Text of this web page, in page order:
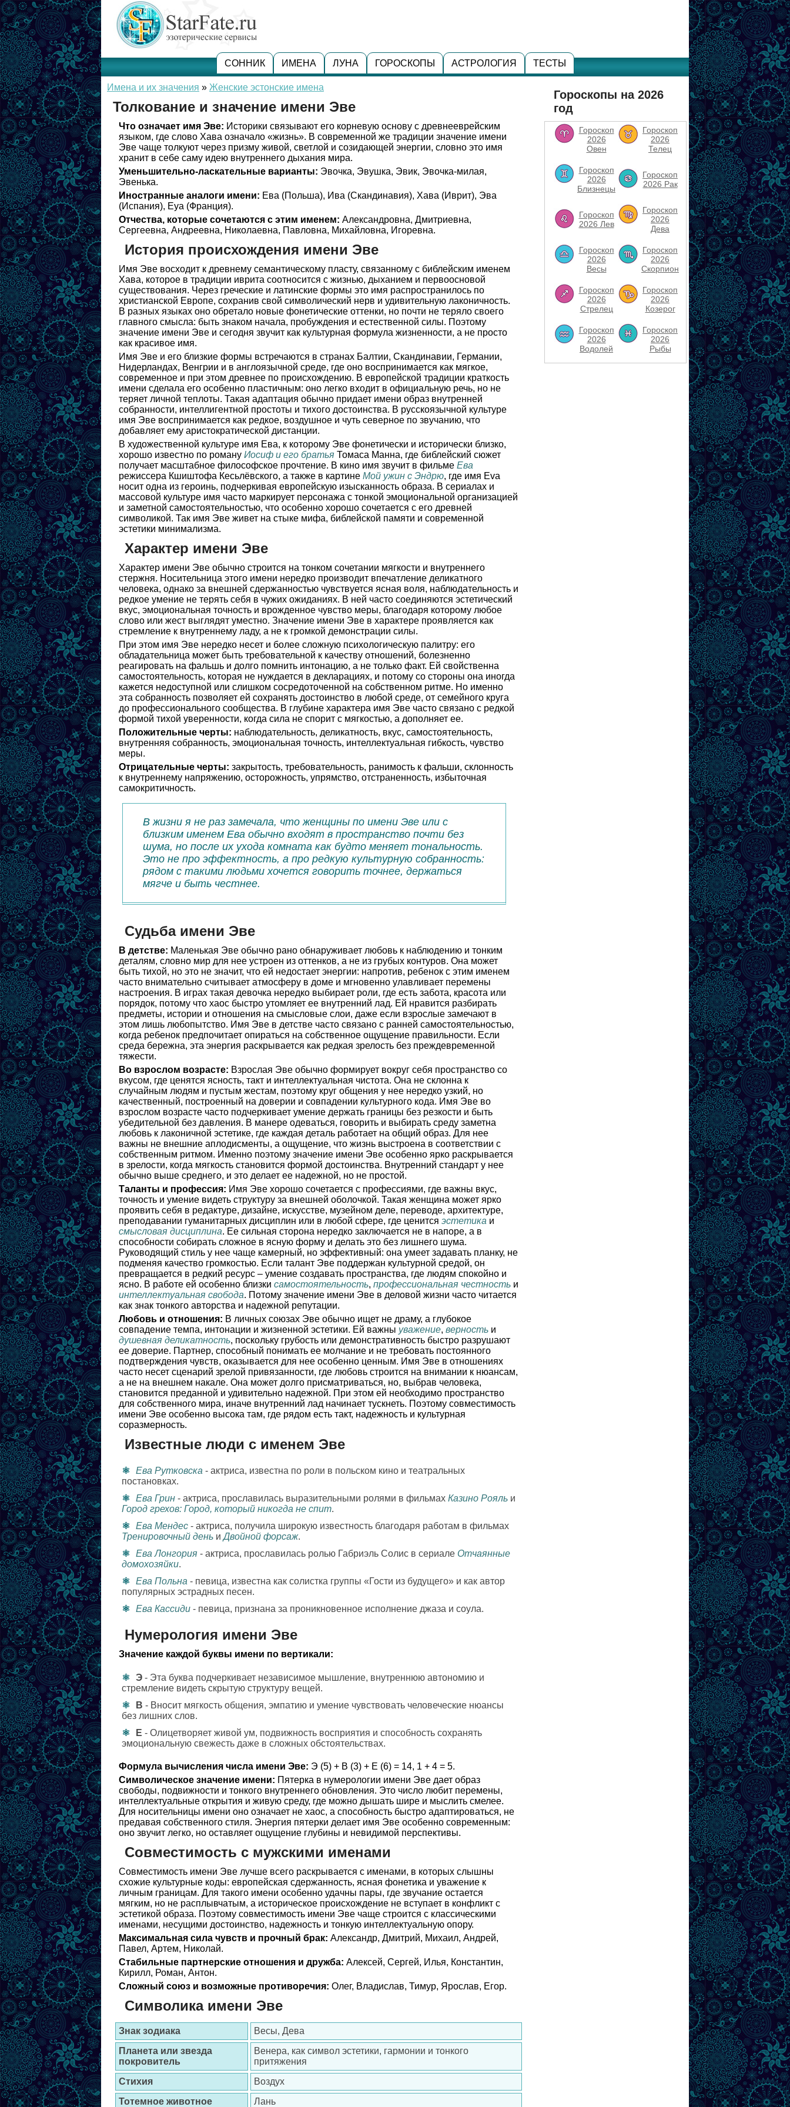
СОННИК ИМЕНА ЛУНА ГОРОСКОПЫ АСТРОЛОГИЯ ТЕСТЫ
Имена и их значения » Женские эстонские имена
Толкование и значение имени Эве
Что означает имя Эве: Историки связывают его корневую основу с древнееврейским
языком, где слово Хава означало «жизнь». В современной же традиции значение имени
Эве чаще толкуют через призму живой, светлой и созидающей энергии, словно это имя
хранит в себе саму идею внутреннего дыхания мира.
Уменьшительно-ласкательные варианты: Эвочка, Эвушка, Эвик, Эвочка-милая,
Эвенька.
Иностранные аналоги имени: Ева (Польша), Ива (Скандинавия), Хава (Иврит), Эва
(Испания), Еуа (Франция).
Отчества, которые сочетаются с этим именем: Александровна, Дмитриевна,
Сергеевна, Андреевна, Николаевна, Павловна, Михайловна, Игоревна.
История происхождения имени Эве
Имя Эве восходит к древнему семантическому пласту, связанному с библейским именем
Хава, которое в традиции иврита соотносится с жизнью, дыханием и первоосновой
существования. Через греческие и латинские формы это имя распространилось по
христианской Европе, сохранив свой символический нерв и удивительную лаконичность.
В разных языках оно обретало новые фонетические оттенки, но почти не теряло своего
главного смысла: быть знаком начала, пробуждения и естественной силы. Поэтому
значение имени Эве и сегодня звучит как культурная формула жизненности, а не просто
как красивое имя.
Имя Эве и его близкие формы встречаются в странах Балтии, Скандинавии, Германии,
Нидерландах, Венгрии и в англоязычной среде, где оно воспринимается как мягкое,
современное и при этом древнее по происхождению. В европейской традиции краткость
имени сделала его особенно пластичным: оно легко входит в официальную речь, но не
теряет личной теплоты. Такая адаптация обычно придает имени образ внутренней
собранности, интеллигентной простоты и тихого достоинства. В русскоязычной культуре
имя Эве воспринимается как редкое, воздушное и чуть северное по звучанию, что
добавляет ему аристократической дистанции.
В художественной культуре имя Ева, к которому Эве фонетически и исторически близко,
хорошо известно по роману Иосиф и его братья Томаса Манна, где библейский сюжет
получает масштабное философское прочтение. В кино имя звучит в фильме Ева
режиссера Кшиштофа Кесьлёвского, а также в картине Мой ужин с Эндрю, где имя Eva
носит одна из героинь, подчеркивая европейскую изысканность образа. В сериалах и
массовой культуре имя часто маркирует персонажа с тонкой эмоциональной организацией
и заметной самостоятельностью, что особенно хорошо сочетается с его древней
символикой. Так имя Эве живет на стыке мифа, библейской памяти и современной
эстетики минимализма.
Характер имени Эве
Характер имени Эве обычно строится на тонком сочетании мягкости и внутреннего
стержня. Носительница этого имени нередко производит впечатление деликатного
человека, однако за внешней сдержанностью чувствуется ясная воля, наблюдательность и
редкое умение не терять себя в чужих ожиданиях. В ней часто соединяются эстетический
вкус, эмоциональная точность и врожденное чувство меры, благодаря которому любое
слово или жест выглядят уместно. Значение имени Эве в характере проявляется как
стремление к внутреннему ладу, а не к громкой демонстрации силы.
При этом имя Эве нередко несет и более сложную психологическую палитру: его
обладательница может быть требовательной к качеству отношений, болезненно
реагировать на фальшь и долго помнить интонацию, а не только факт. Ей свойственна
самостоятельность, которая не нуждается в декларациях, и потому со стороны она иногда
кажется недоступной или слишком сосредоточенной на собственном ритме. Но именно
эта собранность позволяет ей сохранять достоинство в любой среде, от семейного круга
до профессионального сообщества. В глубине характера имя Эве часто связано с редкой
формой тихой уверенности, когда сила не спорит с мягкостью, а дополняет ее.
Положительные черты: наблюдательность, деликатность, вкус, самостоятельность,
внутренняя собранность, эмоциональная точность, интеллектуальная гибкость, чувство
меры.
Отрицательные черты: закрытость, требовательность, ранимость к фальши, склонность
к внутреннему напряжению, осторожность, упрямство, отстраненность, избыточная
самокритичность.
В жизни я не раз замечала, что женщины по имени Эве или с
близким именем Ева обычно входят в пространство почти без
шума, но после их ухода комната как будто меняет тональность.
Это не про эффектность, а про редкую культурную собранность:
рядом с такими людьми хочется говорить точнее, держаться
мягче и быть честнее.
Судьба имени Эве
В детстве: Маленькая Эве обычно рано обнаруживает любовь к наблюдению и тонким
деталям, словно мир для нее устроен из оттенков, а не из грубых контуров. Она может
быть тихой, но это не значит, что ей недостает энергии: напротив, ребенок с этим именем
часто внимательно считывает атмосферу в доме и мгновенно улавливает перемены
настроения. В играх такая девочка нередко выбирает роли, где есть забота, красота или
порядок, потому что хаос быстро утомляет ее внутренний лад. Ей нравится разбирать
предметы, истории и отношения на смысловые слои, даже если взрослые замечают в
этом лишь любопытство. Имя Эве в детстве часто связано с ранней самостоятельностью,
когда ребенок предпочитает опираться на собственное ощущение правильности. Если
среда бережна, эта энергия раскрывается как редкая зрелость без преждевременной
тяжести.
Во взрослом возрасте: Взрослая Эве обычно формирует вокруг себя пространство со
вкусом, где ценятся ясность, такт и интеллектуальная чистота. Она не склонна к
случайным людям и пустым жестам, поэтому круг общения у нее нередко узкий, но
качественный, построенный на доверии и совпадении культурного кода. Имя Эве во
взрослом возрасте часто подчеркивает умение держать границы без резкости и быть
убедительной без давления. В манере одеваться, говорить и выбирать среду заметна
любовь к лаконичной эстетике, где каждая деталь работает на общий образ. Для нее
важны не внешние аплодисменты, а ощущение, что жизнь выстроена в соответствии с
собственным ритмом. Именно поэтому значение имени Эве особенно ярко раскрывается
в зрелости, когда мягкость становится формой достоинства. Внутренний стандарт у нее
обычно выше среднего, и это делает ее надежной, но не простой.
Таланты и профессия: Имя Эве хорошо сочетается с профессиями, где важны вкус,
точность и умение видеть структуру за внешней оболочкой. Такая женщина может ярко
проявить себя в редактуре, дизайне, искусстве, музейном деле, переводе, архитектуре,
преподавании гуманитарных дисциплин или в любой сфере, где ценится эстетика и
смысловая дисциплина. Ее сильная сторона нередко заключается не в напоре, а в
способности собирать сложное в ясную форму и делать это без лишнего шума.
Руководящий стиль у нее чаще камерный, но эффективный: она умеет задавать планку, не
подменяя качество громкостью. Если талант Эве поддержан культурной средой, он
превращается в редкий ресурс – умение создавать пространства, где людям спокойно и
ясно. В работе ей особенно близки самостоятельность, профессиональная честность и
интеллектуальная свобода. Потому значение имени Эве в деловой жизни часто читается
как знак тонкого авторства и надежной репутации.
Любовь и отношения: В личных союзах Эве обычно ищет не драму, а глубокое
совпадение темпа, интонации и жизненной эстетики. Ей важны уважение, верность и
душевная деликатность, поскольку грубость или демонстративность быстро разрушают
ее доверие. Партнер, способный понимать ее молчание и не требовать постоянного
подтверждения чувств, оказывается для нее особенно ценным. Имя Эве в отношениях
часто несет сценарий зрелой привязанности, где любовь строится на внимании к нюансам,
а не на внешнем накале. Она может долго присматриваться, но, выбрав человека,
становится преданной и удивительно надежной. При этом ей необходимо пространство
для собственного мира, иначе внутренний лад начинает тускнеть. Поэтому совместимость
имени Эве особенно высока там, где рядом есть такт, надежность и культурная
соразмерность.
Известные люди с именем Эве
Ева Рутковска - актриса, известна по роли в польском кино и театральных
постановках.
Ева Грин - актриса, прославилась выразительными ролями в фильмах Казино Рояль и
Город грехов: Город, который никогда не спит.
Ева Мендес - актриса, получила широкую известность благодаря работам в фильмах
Тренировочный день иДвойной форсаж.
Ева Лонгория - актриса, прославилась ролью Габриэль Солис в сериале Отчаянные
домохозяйки.
Ева Польна - певица, известна как солистка группы «Гости из будущего» и как автор
популярных эстрадных песен.
Ева Кассиди - певица, признана за проникновенное исполнение джаза и соула.
Нумерология имени Эве
Значение каждой буквы имени по вертикали:
Э - Эта буква подчеркивает независимое мышление, внутреннюю автономию и
стремление видеть скрытую структуру вещей.
В - Вносит мягкость общения, эмпатию и умение чувствовать человеческие нюансы
без лишних слов.
Е - Олицетворяет живой ум, подвижность восприятия и способность сохранять
эмоциональную свежесть даже в сложных обстоятельствах.
Формула вычисления числа имени Эве: Э (5) + В (3) + Е (6) = 14, 1 + 4 = 5.
Символическое значение имени: Пятерка в нумерологии имени Эве дает образ
свободы, подвижности и тонкого внутреннего обновления. Это число любит перемены,
интеллектуальные открытия и живую среду, где можно дышать шире и мыслить смелее.
Для носительницы имени оно означает не хаос, а способность быстро адаптироваться, не
предавая собственного стиля. Энергия пятерки делает имя Эве особенно современным:
оно звучит легко, но оставляет ощущение глубины и невидимой перспективы.
Совместимость с мужскими именами
Совместимость имени Эве лучше всего раскрывается с именами, в которых слышны
схожие культурные коды: европейская сдержанность, ясная фонетика и уважение к
личным границам. Для такого имени особенно удачны пары, где звучание остается
мягким, но не расплывчатым, а историческое происхождение не вступает в конфликт с
эстетикой образа. Поэтому совместимость имени Эве чаще строится с классическими
именами, несущими достоинство, надежность и тонкую интеллектуальную опору.
Максимальная сила чувств и прочный брак: Александр, Дмитрий, Михаил, Андрей,
Павел, Артем, Николай.
Стабильные партнерские отношения и дружба: Алексей, Сергей, Илья, Константин,
Кирилл, Роман, Антон.
Сложный союз и возможные противоречия: Олег, Владислав, Тимур, Ярослав, Егор.
Символика имени Эве
Знак зодиака
Весы, Дева
Планета или звезда
покровитель
Венера, как символ эстетики, гармонии и тонкого
притяжения
Стихия
Воздух
Тотемное животное
Лань
Гороскопы на 2026
год
Гороскоп
2026
Овен
Гороскоп
2026
Телец
Гороскоп
2026
Близнецы
Гороскоп
2026 Рак
Гороскоп
2026 Лев
Гороскоп
2026
Дева
Гороскоп
2026
Весы
Гороскоп
2026
Скорпион
Гороскоп
2026
Стрелец
Гороскоп
2026
Козерог
Гороскоп
2026
Водолей
Гороскоп
2026
Рыбы